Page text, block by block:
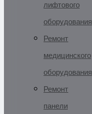
лифтового
оборудования
Ремонт
медицинского
оборудования
Ремонт
панели